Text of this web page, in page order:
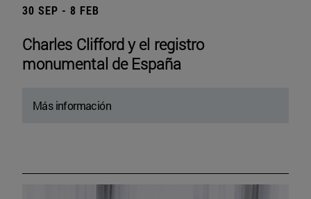
30 SEP - 8 FEB
Charles Clifford y el registro
monumental de España
Más información